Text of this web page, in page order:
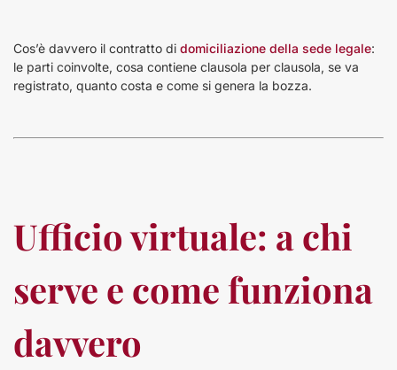
Cos’è davvero il contratto di domiciliazione della sede legale:
le parti coinvolte, cosa contiene clausola per clausola, se va
registrato, quanto costa e come si genera la bozza.
Ufficio virtuale: a chi
serve e come funziona
davvero